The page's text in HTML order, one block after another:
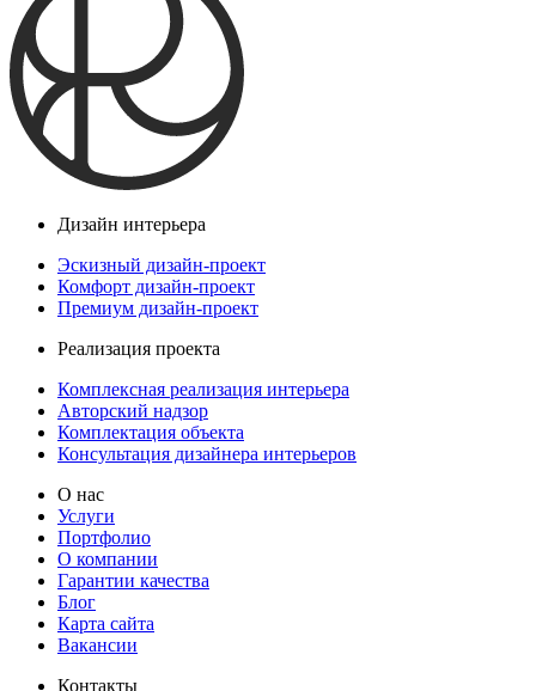
Дизайн интерьера
Эскизный дизайн-проект
Комфорт дизайн-проект
Премиум дизайн-проект
Реализация проекта
Комплексная реализация интерьера
Авторский надзор
Комплектация объекта
Консультация дизайнера интерьеров
О нас
Услуги
Портфолио
О компании
Гарантии качества
Блог
Карта сайта
Вакансии
Контакты